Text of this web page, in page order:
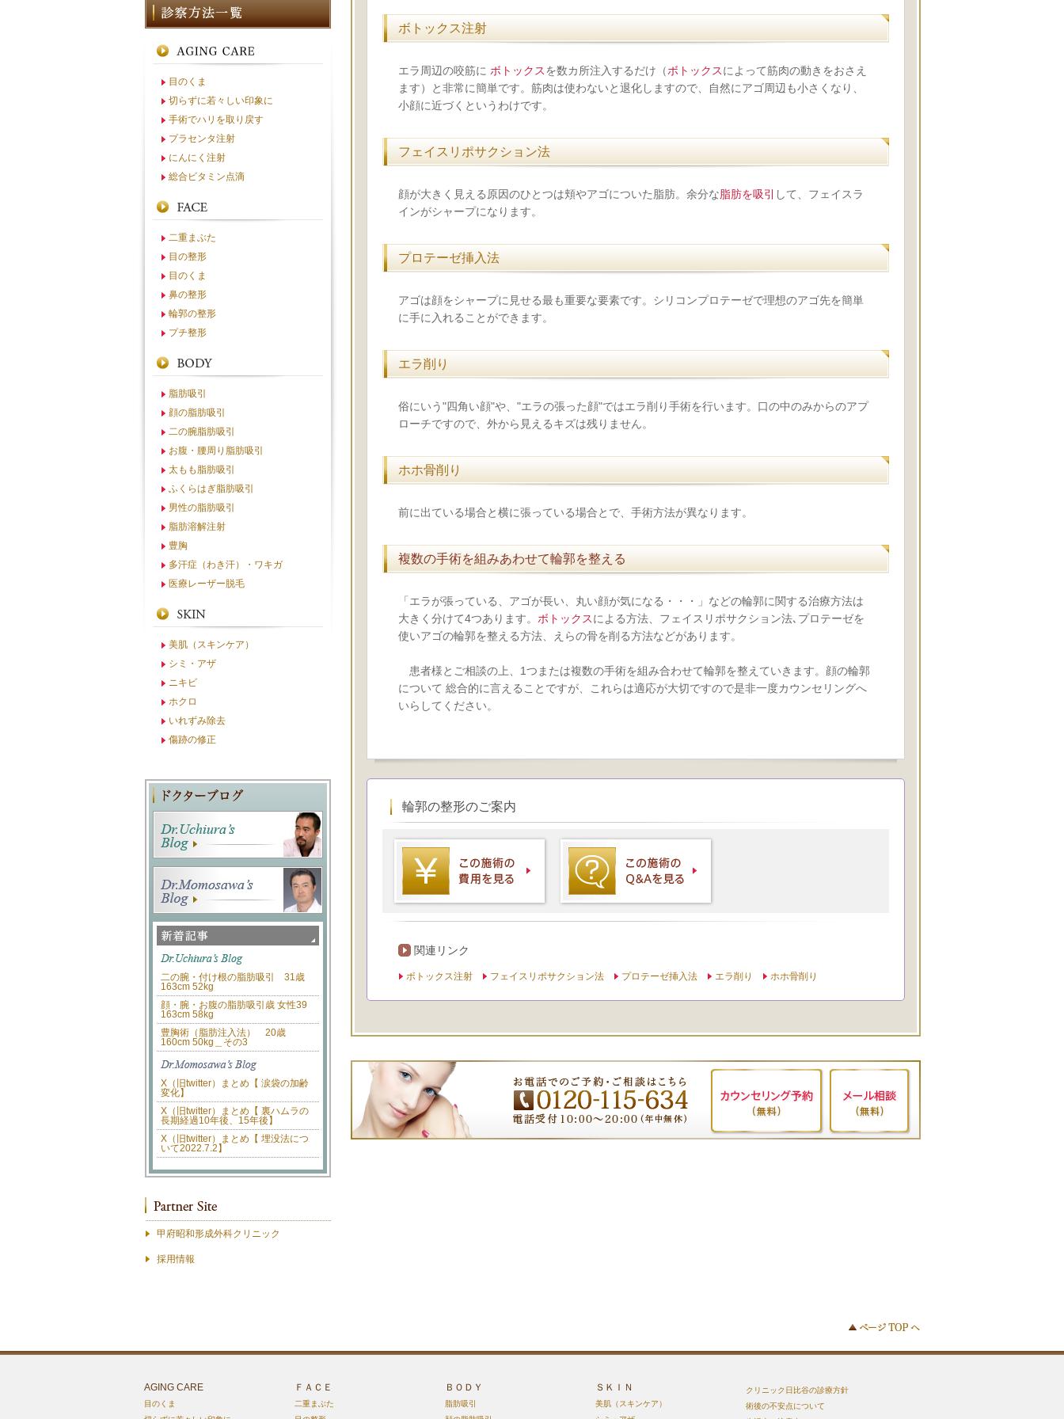
ボトックス注射
エラ周辺の咬筋に ボトックスを数カ所注入するだけ（ボトックスによって筋肉の動きをおさえ
ます）と非常に簡単です。筋肉は使わないと退化しますので、自然にアゴ周辺も小さくなり、
小顔に近づくというわけです。
フェイスリポサクション法
顔が大きく見える原因のひとつは頬やアゴについた脂肪。余分な脂肪を吸引
して、フェイスラ
インがシャープになります。
プロテーゼ挿入法
アゴは顔をシャープに見せる最も重要な要素です。シリコンプロテーゼで理想のアゴ先を簡単
に手に入れることができます。
エラ削り
俗にいう"四角い顔"や、"エラの張った顔"ではエラ削り手術を行います。口の中のみからのアプ
ローチですので、外から見えるキズは残りません。
ホホ骨削り
前に出ている場合と横に張っている場合とで、手術方法が異なります。
複数の手術を組みあわせて輪郭を整える
「エラが張っている、アゴが長い、丸い顔が気になる・・・」などの輪郭に関する治療方法は
大きく分けて4つあります。 ボトックスによる方法、フェイスリポサクション法､プロテーゼを
使いアゴの輪郭を整える方法、えらの骨を削る方法などがあります。
患者様とご相談の上、1つまたは複数の手術を組み合わせて輪郭を整えていきます。顔の輪郭
について 総合的に言えることですが、これらは適応が大切ですので是非一度カウンセリングへ
いらしてください。
輪郭の整形のご案内
関連リンク
ボトックス注射 フェイスリポサクション法 プロテーゼ挿入法 エラ削り ホホ骨削り
目のくま
切らずに若々しい印象に
手術でハリを取り戻す
プラセンタ注射
にんにく注射
総合ビタミン点滴
二重まぶた
目の整形
目のくま
鼻の整形
輪郭の整形
プチ整形
脂肪吸引
顔の脂肪吸引
二の腕脂肪吸引
お腹・腰周り脂肪吸引
太もも脂肪吸引
ふくらはぎ脂肪吸引
男性の脂肪吸引
脂肪溶解注射
豊胸
多汗症（わき汗）・ワキガ
医療レーザー脱毛
美肌（スキンケア）
シミ・アザ
ニキビ
ホクロ
いれずみ除去
傷跡の修正
二の腕・付け根の脂肪吸引 31歳
163cm 52kg
顔・腕・お腹の脂肪吸引歳 女性39
163cm 58kg
豊胸術（脂肪注入法） 20歳
160cm 50kg＿その3
X（旧twitter）まとめ【 涙袋の加齢
変化】
X（旧twitter）まとめ【 裏ハムラの
長期経過10年後、15年後】
X（旧twitter）まとめ【 埋没法につ
いて2022.7.2】
甲府昭和形成外科クリニック
採用情報
AGING CARE
目のくま
ＦＡＣＥ
二重まぶた
ＢＯＤＹ
脂肪吸引
ＳＫＩＮ
美肌（スキンケア）
クリニック日比谷の診療方針
術後の不安点について